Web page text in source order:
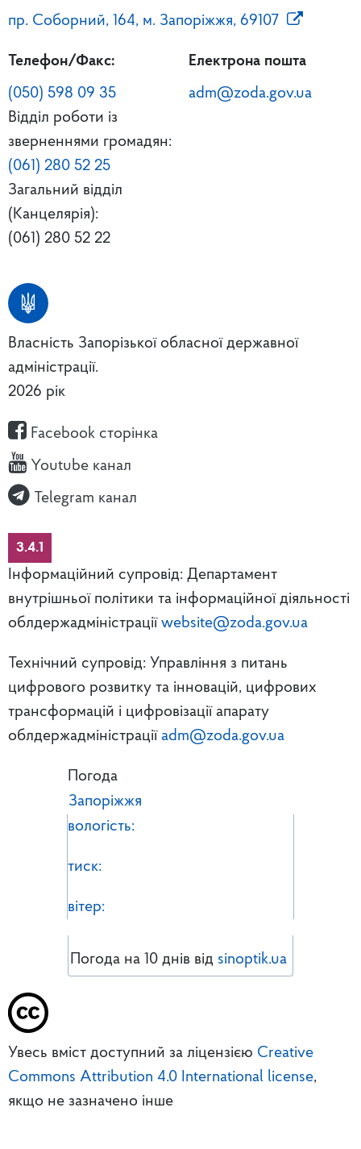
пр. Соборний, 164, м. Запоріжжя, 69107
Телефон/Факс:
(050) 598 09 35
Відділ роботи із
зверненнями громадян:
(061) 280 52 25
Загальний відділ
(Канцелярія):
(061) 280 52 22
Електрона пошта
adm@zoda.gov.ua
Власність Запорізької обласної державної
адміністрації.
2026 рік
Facebook сторінка
Youtube канал
Telegram канал
3.4.1
Інформаційний супровід: Департамент
внутрішньої політики та інформаційної діяльності
облдержадміністрації website@zoda.gov.ua
Технічний супровід: Управління з питань
цифрового розвитку та інновацій, цифрових
трансформацій і цифровізації апарату
облдержадміністрації adm@zoda.gov.ua
Погода
Запоріжжя
вологість:
тиск:
вітер:
Погода на 10 днів від sinoptik.ua
Увесь вміст доступний за ліцензією Creative
Commons Attribution 4.0 International license,
якщо не зазначено інше